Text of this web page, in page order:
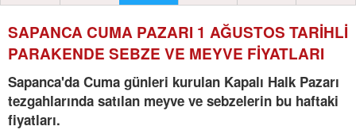
SAPANCA CUMA PAZARI 1 AĞUSTOS TARİHLİ
PARAKENDE SEBZE VE MEYVE FİYATLARI
Sapanca'da Cuma günleri kurulan Kapalı Halk Pazarı
tezgahlarında satılan meyve ve sebzelerin bu haftaki
fiyatları.